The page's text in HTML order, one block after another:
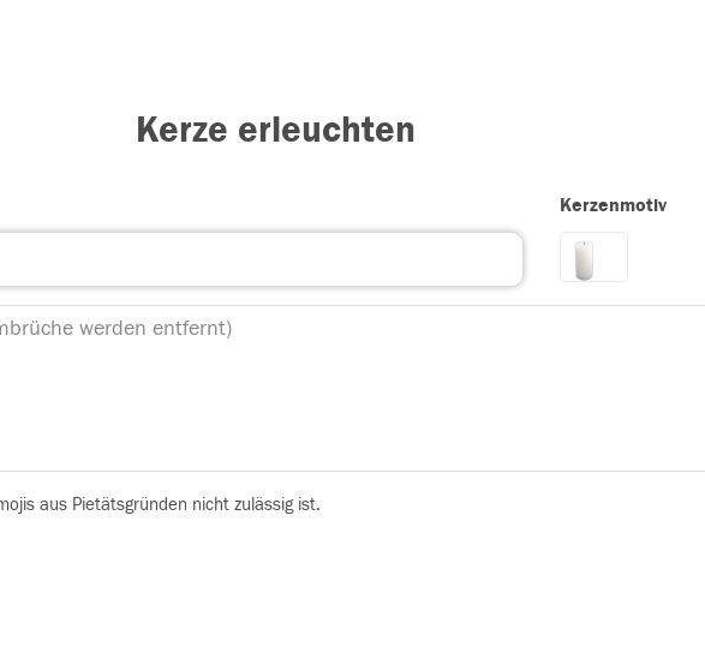
Kerze erleuchten
Kerzenmotiv
aus Pietätsgründen nicht zulässig ist.